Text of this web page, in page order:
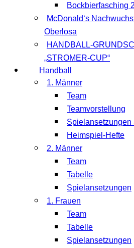
Bockbierfasching
McDonald‘s
Oberlosa
HANDBALL-
„STROMER-CUP“
Handball
1. Männer
Team
Teamvorstellung
Heimspiel-Hefte
2. Männer
Team
Tabelle
Spielansetzungen
1. Frauen
Team
Tabelle
Spielansetzungen